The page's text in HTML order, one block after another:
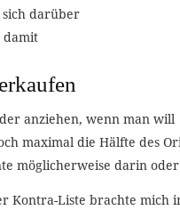
darüber
damit
anziehen, wenn man will
maximal die Hälfte des
möglicherweise darin
Kontra-Liste brachte mich